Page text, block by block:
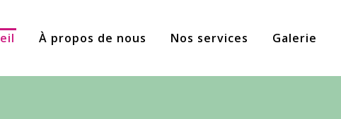
À propos de nous Nos services Galerie